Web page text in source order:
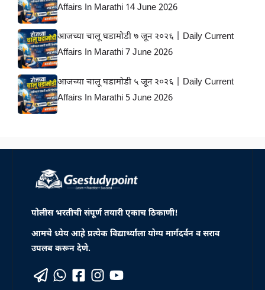
Affairs In Marathi 14 June 2026
आजच्या चालू घडामोडी ७ जून २०२६ | Daily Current
Affairs In Marathi 7 June 2026
आजच्या चालू घडामोडी ५ जून २०२६ | Daily Current
Affairs In Marathi 5 June 2026
पोलीस भरतीची संपूर्ण तयारी एकाच ठिकाणी!
आमचे ध्येय आहे प्रत्येक विद्यार्थ्यांला योग्य मार्गदर्वन व सराव
उपलब करून देणे.